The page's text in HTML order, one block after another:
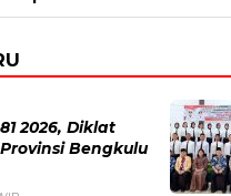
2026, Diklat
Bengkulu